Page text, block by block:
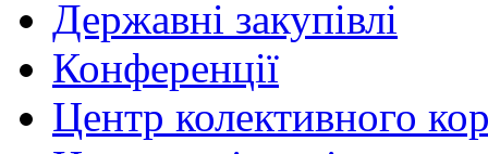
Державні закупівлі
Конференції
Центр колективного